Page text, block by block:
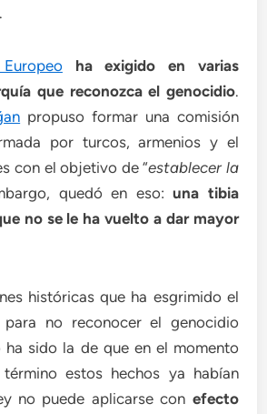
ha exigido en varias
que reconozca el genocidio.
propuso formar una comisión
por turcos, armenios y el
con el objetivo de “establecer la
quedó en eso:una tibia
no se le ha vuelto a dar mayor
históricas que ha esgrimido el
no reconocer el genocidio
sido la de que en el momento
estos hechos ya habían
no puede aplicarse con efecto